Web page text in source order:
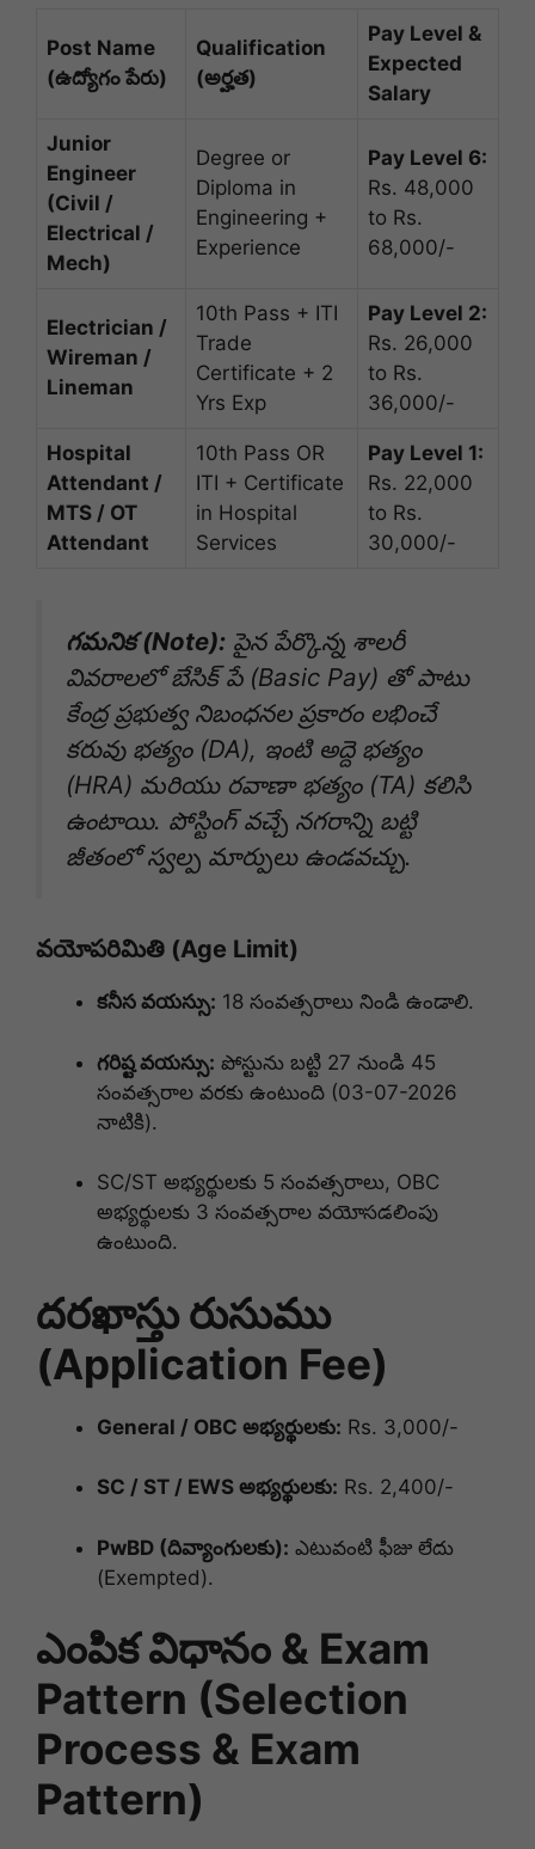
Post Name
(ఉద్యోగం పేరు)
Qualification
(అర్హత)
Pay Level &
Expected
Salary
Junior
Engineer
(Civil /
Electrical /
Mech)
Degree or
Diploma in
Engineering +
Experience
Pay Level 6:
Rs. 48,000
to Rs.
68,000/-
Electrician /
Wireman /
Lineman
10th Pass + ITI
Trade
Certificate + 2
Yrs Exp
Pay Level 2:
Rs. 26,000
to Rs.
36,000/-
Hospital
Attendant /
MTS / OT
Attendant
10th Pass OR
ITI + Certificate
in Hospital
Services
Pay Level 1:
Rs. 22,000
to Rs.
30,000/-
గమనిక (Note): పైన పేర్కొన్న శాలరీ
వివరాలలో బేసిక్ పే (Basic Pay) తో పాటు
కేంద్ర ప్రభుత్వ నిబంధనల ప్రకారం లభించే
కరువు భత్యం (DA), ఇంటి అద్దె భత్యం
(HRA) మరియు రవాణా భత్యం (TA) కలిసి
ఉంటాయి. పోస్టింగ్ వచ్చే నగరాన్ని బట్టి
జీతంలో స్వల్ప మార్పులు ఉండవచ్చు.
వయోపరిమితి (Age Limit)
కనీస వయస్సు: 18 సంవత్సరాలు నిండి ఉండాలి.
గరిష్ట వయస్సు: పోస్టును బట్టి 27 నుండి 45
సంవత్సరాల వరకు ఉంటుంది (03-07-2026
నాటికి).
SC/ST అభ్యర్థులకు 5 సంవత్సరాలు, OBC
అభ్యర్థులకు 3 సంవత్సరాల వయోసడలింపు
ఉంటుంది.
దరఖాస్తు రుసుము
(Application Fee)
General / OBC అభ్యర్థులకు: Rs. 3,000/-
SC / ST / EWS అభ్యర్థులకు: Rs. 2,400/-
PwBD (దివ్యాంగులకు): ఎటువంటి ఫీజు లేదు
(Exempted).
ఎంపిక విధానం & Exam
Pattern (Selection
Process & Exam
Pattern)